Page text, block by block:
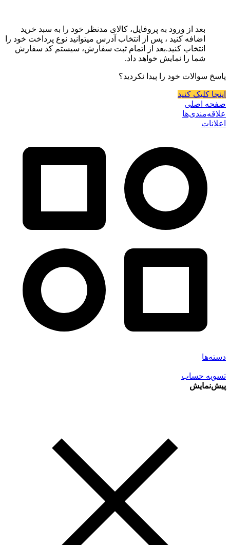
بعد از ورود به پروفایل، کالای مدنظر خود را به سبد خرید
اضافه کنید ، پس از انتخاب آدرس میتوانید نوع پرداخت خود را
انتخاب کنید.بعد از اتمام ثبت سفارش، سیستم کد سفارش
شما را نمایش خواهد داد.
پاسخ سوالات خود را پیدا نکردید؟
اینجا کلیک کنید
صفحه اصلی
علاقه‌مندی‌ها
اعلانات
دسته‌ها
تسویه حساب
پیش‌نمایش